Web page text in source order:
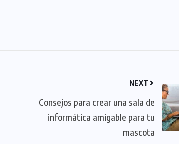
NEXT
Consejos para crear una sala de
informática amigable para tu
mascota